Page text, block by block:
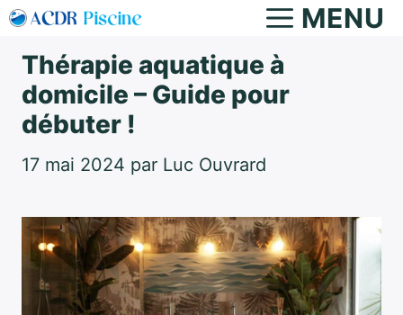
Aller
contenu
MENU
Thérapie aquatique à
domicile – Guide pour
débuter !
17 mai 2024 par Luc Ouvrard